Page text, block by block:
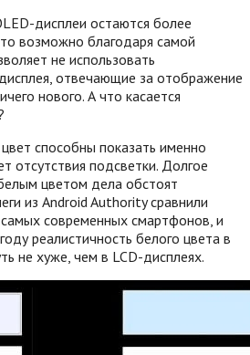
дисплеи остаются более
возможно благодаря самой
не использовать
отвечающие за отображение
нового. А что касается
способны показать именно
отсутствия подсветки. Долгое
цветом дела обстоят
из Android Authority сравнили
современных смартфонов, и
реалистичность белого цвета в
не хуже, чем в LCD-дисплеях.